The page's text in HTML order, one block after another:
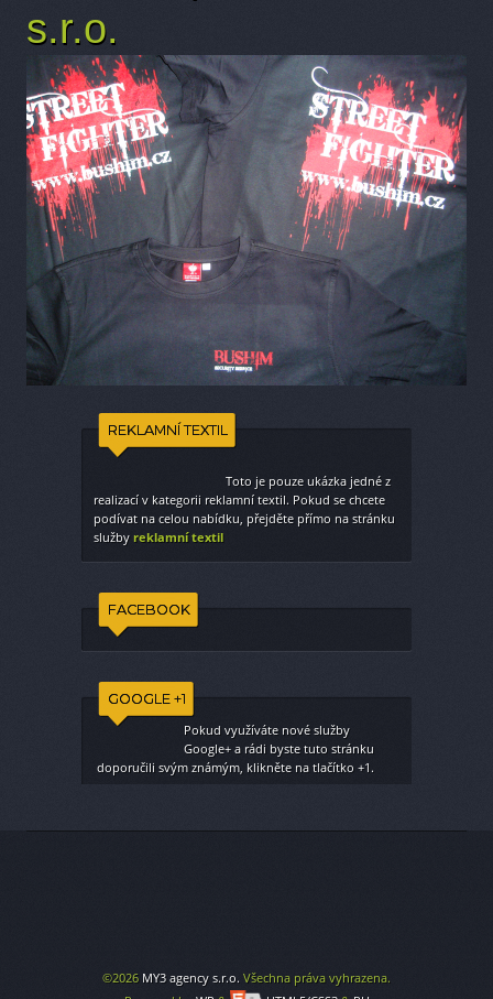
s.r.o.
REKLAMNÍ TEXTIL
Toto je pouze ukázka jedné z
realizací v kategorii reklamní textil. Pokud se chcete
podívat na celou nabídku, přejděte přímo na stránku
služby reklamní textil
FACEBOOK
GOOGLE +1
Pokud využíváte nové služby
Google+ a rádi byste tuto stránku
doporučili svým známým, klikněte na tlačítko +1.
©2026 MY3 agency s.r.o. Všechna práva vyhrazena.